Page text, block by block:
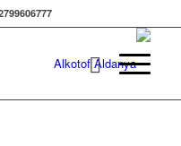
| 96264168230+